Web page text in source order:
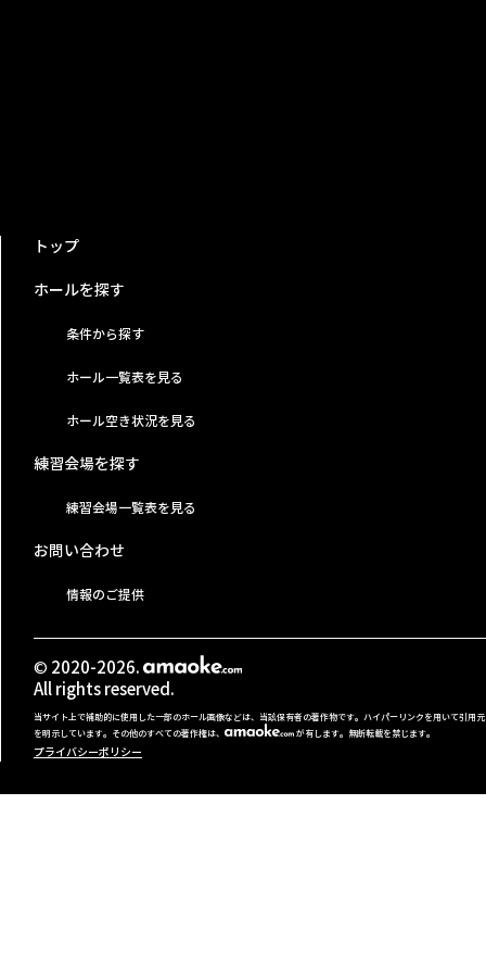
トップ
ホールを探す
条件から探す
ホール一覧表を見る
ホール空き状況を見る
練習会場を探す
練習会場一覧表を見る
お問い合わせ
情報のご提供
© 2020-2026.
All rights reserved.
当サイト上で補助的に使用した一部のホール画像などは、当該保有者の著作物です。ハイパーリンクを用いて引用元
を明示しています。その他のすべての著作権は、
が有します。無断転載を禁じます。
プライバシーポリシー